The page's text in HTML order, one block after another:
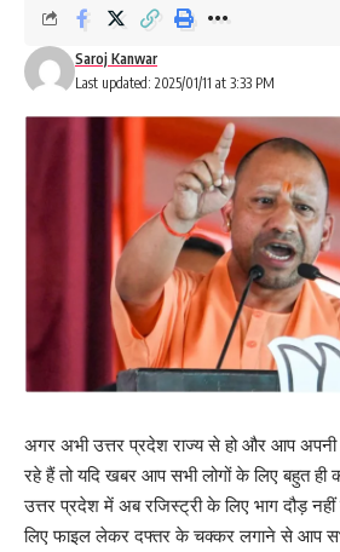
Last updated: 2025/01/11 at 3:33 PM
Saroj Kanwar
अगर अभी उत्तर प्रदेश राज्य से हो और आप अपनी
रहे हैं तो यदि खबर आप सभी लोगों के लिए बहुत ही
उत्तर प्रदेश में अब रजिस्ट्री के लिए भाग दौड़
लिए फाइल लेकर दफ्तर के चक्कर लगाने से आप